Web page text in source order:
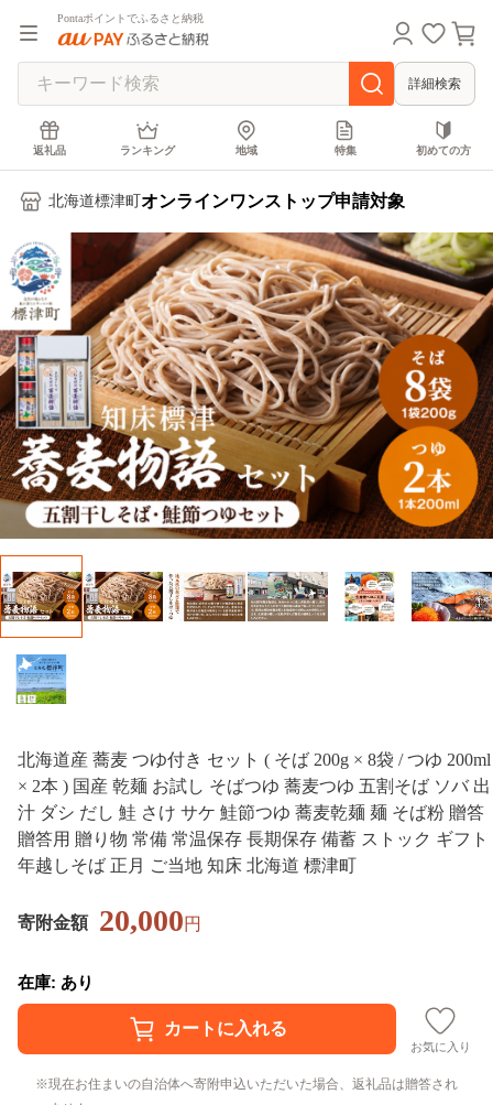
Pontaポイントでふるさと納税
詳細検索
返礼品 ランキング 地域 特集 初めての方
北海道標津町 オンラインワンストップ申請対象
北海道産 蕎麦 つゆ付き セット ( そば 200g × 8袋 / つゆ 200ml
× 2本 ) 国産 乾麺 お試し そばつゆ 蕎麦つゆ 五割そば ソバ 出
汁 ダシ だし 鮭 さけ サケ 鮭節つゆ 蕎麦乾麺 麺 そば粉 贈答
贈答用 贈り物 常備 常温保存 長期保存 備蓄 ストック ギフト
年越しそば 正月 ご当地 知床 北海道 標津町
寄附金額 20,000円
在庫: あり
お気に入り
現在お住まいの自治体へ寄附申込いただいた場合、返礼品は贈答され